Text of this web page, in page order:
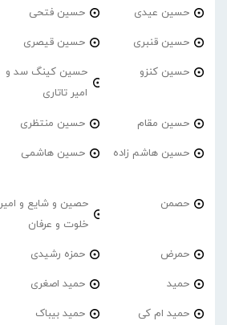
حسین عیدی حسین فتحی
حسین قنبری حسین قیصری
حسین کنزو
حسین کینگ سد و
امیر تاتاری
حسین مقام حسین منتظری
حسین هاشم زاده حسین هاشمی
حصمن
حصین و شایع و امیر
خلوت و عرفان
حمرض حمزه رشیدی
حمید حمید اصغری
حمید ام کی حمید بیباک